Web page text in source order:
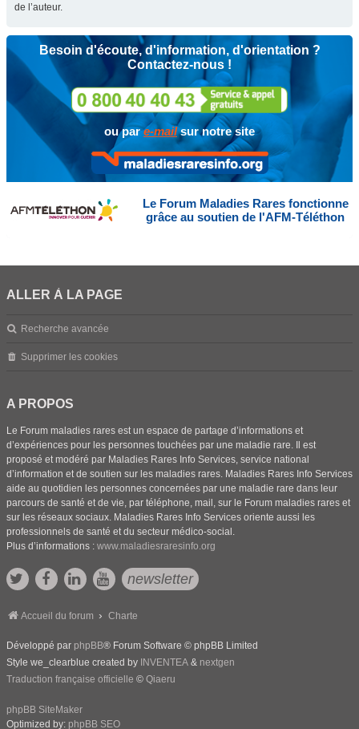
de l’auteur.
Besoin d'écoute, d'information, d'orientation ?
Contactez-nous !
ou pare-mailsur notre site
Le Forum Maladies Rares fonctionne
grâce au soutien de l'AFM-Téléthon
ALLER À LA PAGE
Recherche avancée
Supprimer les cookies
A PROPOS
Le Forum maladies rares est un espace de partage d’informations et
d’expériences pour les personnes touchées par une maladie rare. Il est
proposé et modéré par Maladies Rares Info Services, service national
d’information et de soutien sur les maladies rares. Maladies Rares Info Services
aide au quotidien les personnes concernées par une maladie rare dans leur
parcours de santé et de vie, par téléphone, mail, sur le Forum maladies rares et
sur les réseaux sociaux. Maladies Rares Info Services oriente aussi les
professionnels de santé et du secteur médico-social.
Plus d’informations : www.maladiesraresinfo.org
newsletter
Accueil du forum Charte
Développé par phpBB® Forum Software © phpBB Limited
Style we_clearblue created by INVENTEA & nextgen
Traduction française officielle © Qiaeru
phpBB SiteMaker
Optimized by: phpBB SEO